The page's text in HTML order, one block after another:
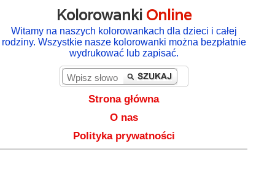
Kolorowanki Online
Witamy na naszych kolorowankach dla dzieci i całej
rodziny. Wszystkie nasze kolorowanki można bezpłatnie
wydrukować lub zapisać.
Strona główna
O nas
Polityka prywatności